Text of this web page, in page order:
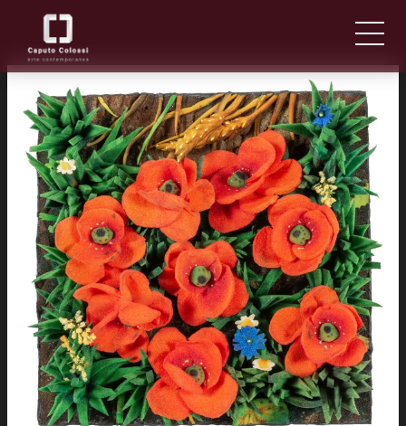
IT
EN
ABOUT US
NEWS AND EVENTS
ARTISTS AND WORKS
FAIRS
CONTACTS